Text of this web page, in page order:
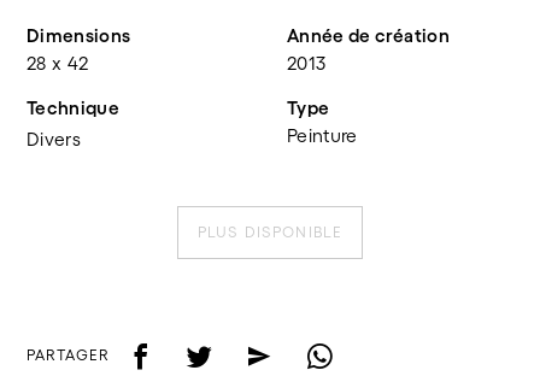
Dimensions
28 x 42
Année de création
2013
Technique
Divers
Type
Peinture
PLUS DISPONIBLE
PARTAGER f t e w